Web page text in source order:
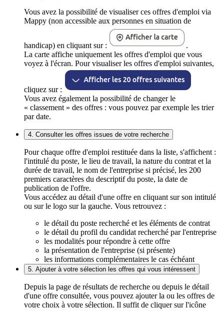
Vous avez la possibilité de visualiser ces offres d'emploi via
Mappy (non accessible aux personnes en situation de
handicap) en cliquant sur :
.
La carte affiche uniquement les offres d'emploi que vous
voyez à l'écran. Pour visualiser les offres d'emploi suivantes,
cliquez sur :
Vous avez également la possibilité de changer le
« classement » des offres : vous pouvez par exemple les trier
par date.
4. Consulter les offres issues de votre recherche
Pour chaque offre d'emploi restituée dans la liste, s'affichent :
l'intitulé du poste, le lieu de travail, la nature du contrat et la
durée de travail, le nom de l'entreprise si précisé, les 200
premiers caractères du descriptif du poste, la date de
publication de l'offre.
Vous accédez au détail d'une offre en cliquant sur son intitulé
ou sur le logo sur la gauche. Vous retrouvez :
le détail du poste recherché et les éléments de contrat
le détail du profil du candidat recherché par l'entreprise
les modalités pour répondre à cette offre
la présentation de l'entreprise (si présente)
les informations complémentaires le cas échéant
5. Ajouter à votre sélection les offres qui vous intéressent
Depuis la page de résultats de recherche ou depuis le détail
d'une offre consultée, vous pouvez ajouter la ou les offres de
votre choix à votre sélection. Il suffit de cliquer sur l'icône